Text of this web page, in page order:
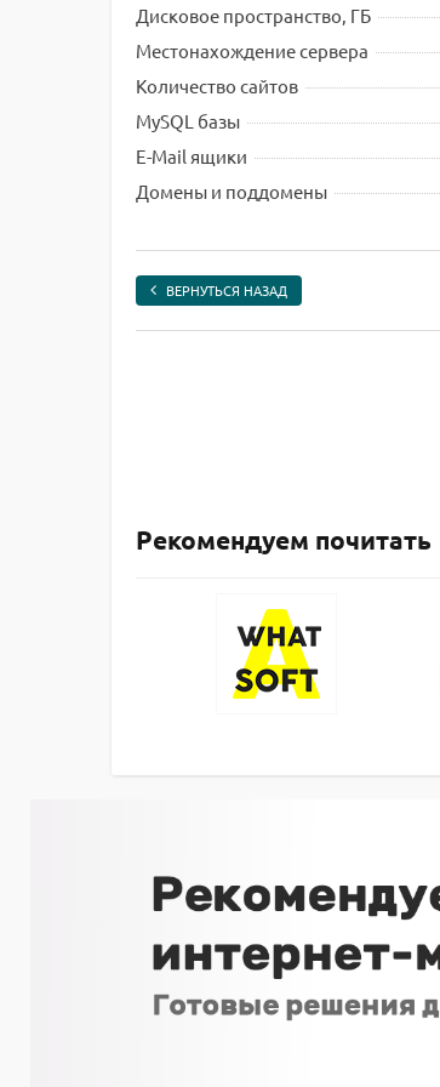
Дисковое пространство, ГБ
Местонахождение сервера
Количество сайтов
MySQL базы
E-Mail ящики
Домены и поддомены
ВЕРНУТЬСЯ НАЗАД
Рекомендуем почитать